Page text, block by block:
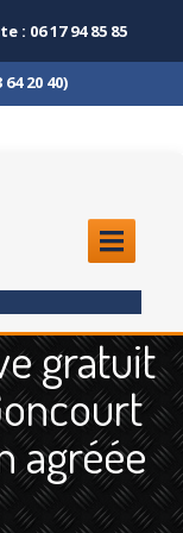
: 06 17 94 85 85
20 40)
gratuit
agréée